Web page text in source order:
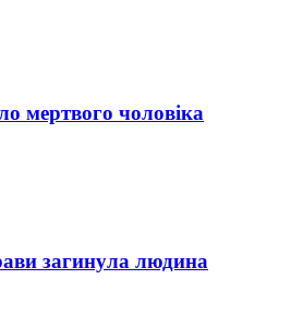
мертвого чоловіка
загинула людина